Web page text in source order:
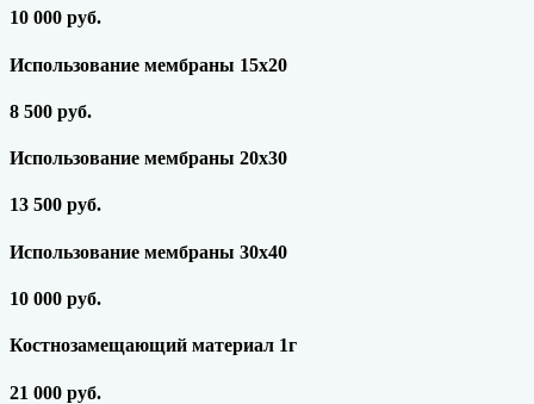
10 000 руб.
Использование мембраны 15х20
8 500 руб.
Использование мембраны 20х30
13 500 руб.
Использование мембраны 30х40
10 000 руб.
Костнозамещающий материал 1г
21 000 руб.